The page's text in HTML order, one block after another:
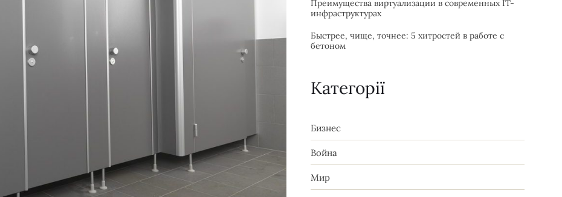
Преимущества виртуализации в современных IT-
инфраструктурах
Быстрее, чище, точнее: 5 хитростей в работе с
бетоном
Категорії
Бизнес
Война
Мир